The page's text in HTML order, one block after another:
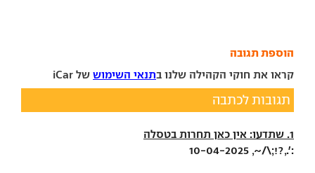
הוספת תגובה
קראו את חוקי הקהילה שלנו בתנאי השימוש של iCar
תגובות לכתבה
1. שתדעו: אין כאן תחרות בטסלה
:'.,?!;\/~, 10-04-2025